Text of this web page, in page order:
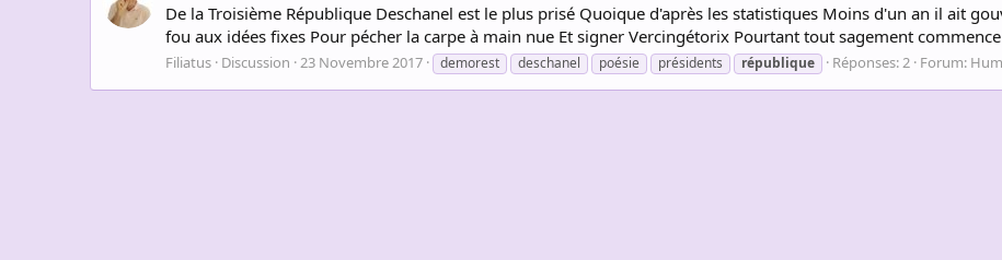
De la Troisième République Deschanel est le plus prisé Quoique d'après les statistiques Moins d'un an il ait
fou aux idées fixes Pour pécher la carpe à main nue Et signer Vercingétorix Pourtant tout sagement
Filiatus Discussion 23 Novembre 2017 demorest deschanel poésie présidents république Réponses: 2 Forum: